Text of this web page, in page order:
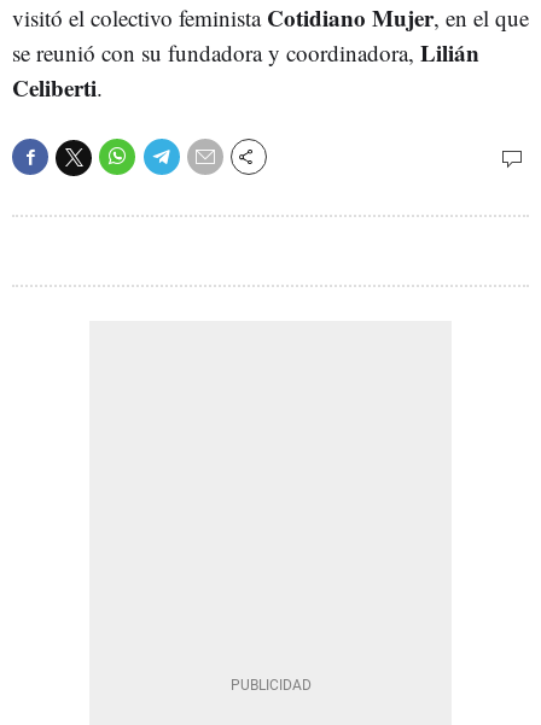
visitó el colectivo feminista Cotidiano Mujer, en el que
se reunió con su fundadora y coordinadora, Lilián
Celiberti.